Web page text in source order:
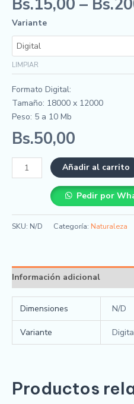
Bs.15,00 – Bs.
Variante
LIMPIAR
Formato Digital:
Tamaño: 18000 x 12000
Peso: 5 a 10 Mb
Bs.50,00
Añadir al carrito
Pedir por
SKU: N/D Categoría: Naturaleza
Información adicional
Dimensiones N/D
Variante
Productos